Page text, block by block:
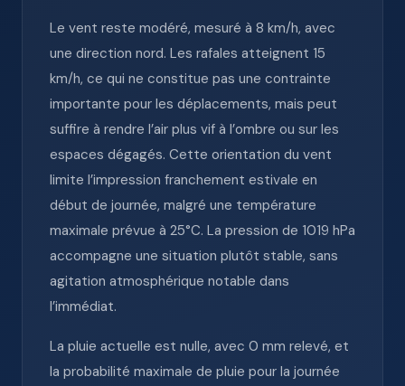
Le vent reste modéré, mesuré à 8 km/h, avec
une direction nord. Les rafales atteignent 15
km/h, ce qui ne constitue pas une contrainte
importante pour les déplacements, mais peut
suffire à rendre l’air plus vif à l’ombre ou sur les
espaces dégagés. Cette orientation du vent
limite l’impression franchement estivale en
début de journée, malgré une température
maximale prévue à 25°C. La pression de 1019 hPa
accompagne une situation plutôt stable, sans
agitation atmosphérique notable dans
l’immédiat.
La pluie actuelle est nulle, avec 0 mm relevé, et
la probabilité maximale de pluie pour la journée